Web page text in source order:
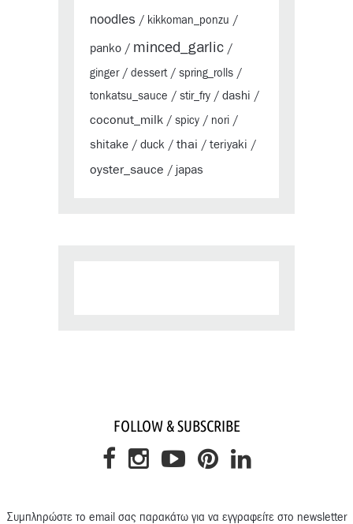
noodles / kikkoman_ponzu /
panko / minced_garlic /
ginger/ dessert / spring_rolls /
tonkatsu_sauce / stir_fry / dashi /
coconut_milk / spicy / nori /
shitake / duck / thai / teriyaki /
oyster_sauce / japas
FOLLOW & SUBSCRIBE
Συμπληρώστε το email σας παρακάτω για να εγγραφείτε στο newsletter